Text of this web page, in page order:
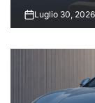
onLuglio 30, 2026